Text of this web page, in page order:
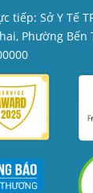
tiếp: Sở Y Tế
Phường Bến